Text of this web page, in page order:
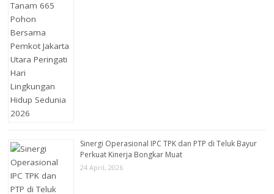
Sinergi Operasional IPC TPK dan PTP di Teluk Bayur
Perkuat Kinerja Bongkar Muat
24 April, 2026